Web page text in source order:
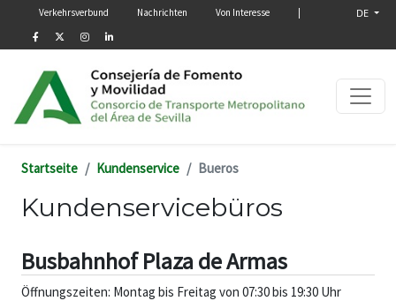
Direkt zum Inhalt
Menú secundario
Verkehrsverbund Nachrichten Von Interesse DE
Startseite Kundenservice Bueros
Kundenservicebüros
Busbahnhof Plaza de Armas
Öffnungszeiten: Montag bis Freitag von 07:30 bis 19:30 Uhr